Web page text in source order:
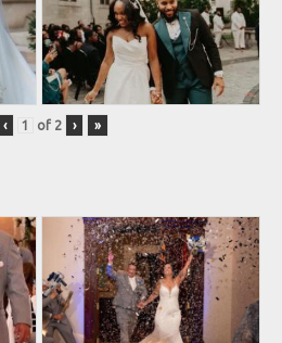
‹ of 2 › »